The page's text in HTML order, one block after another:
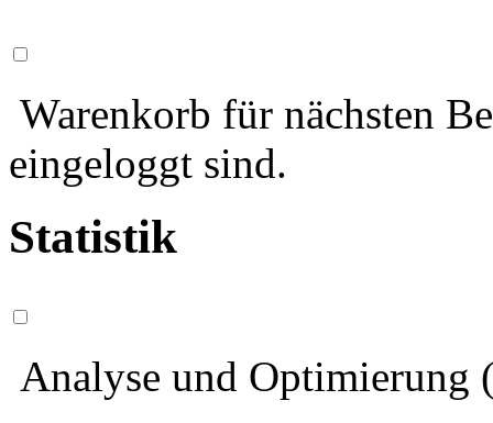
Warenkorb für nächsten
eingeloggt sind.
Statistik
Analyse und Optimierung